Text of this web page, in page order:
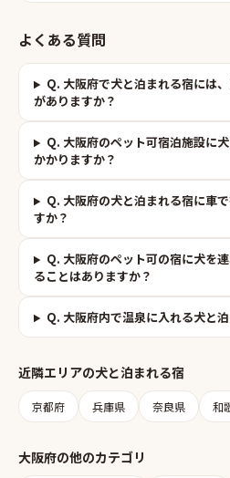
よくある質問
Q. 大阪府で犬と泊まれる宿には
がありますか？
Q. 大阪府のペット可宿泊施設に
かかりますか？
Q. 大阪府の犬と泊まれる宿に車
すか？
Q. 大阪府のペット可の宿に犬を
ることはありますか？
Q. 大阪府内で温泉に入れる犬と
近隣エリアの犬と泊まれる宿
京都府 兵庫県 奈良県 和
大阪府の他のカテゴリ